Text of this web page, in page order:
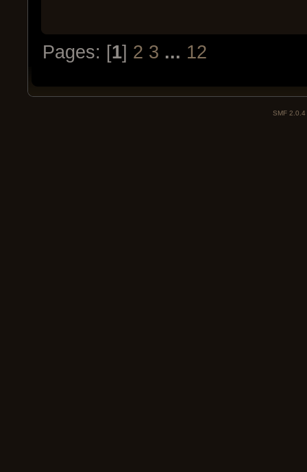
Pages: [1] 2 3 ... 12
SMF 2.0.4